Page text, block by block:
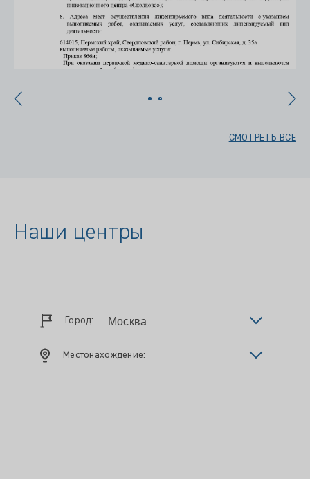
СМОТРЕТЬ ВСЕ
Наши центры
Город:
Местонахождение: